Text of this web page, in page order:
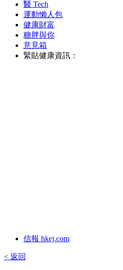
醫 Tech
運動懶人包
健康財富
糖胖與你
意見箱
緊貼健康資訊：
信報 hkej.com
< 返回